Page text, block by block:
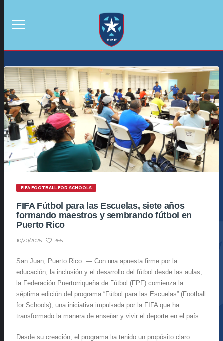
FIFA FOOTBALL FOR SCHOOLS
FIFA Fútbol para las Escuelas, siete años
formando maestros y sembrando fútbol en
Puerto Rico
10/20/2025 365
San Juan, Puerto Rico. — Con una apuesta firme por la
educación, la inclusión y el desarrollo del fútbol desde las aulas,
la Federación Puertorriqueña de Fútbol (FPF) comienza la
séptima edición del programa “Fútbol para las Escuelas” (Football
for Schools), una iniciativa impulsada por la FIFA que ha
transformado la manera de enseñar y vivir el deporte en el país.
Desde su creación, el programa ha tenido un propósito claro: